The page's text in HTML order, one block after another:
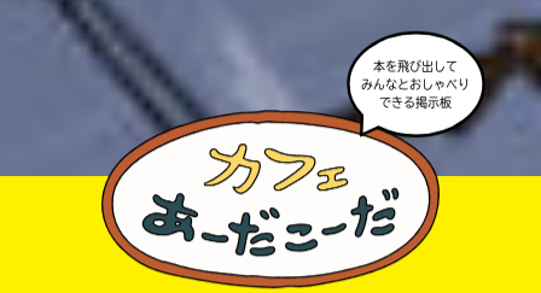
本を飛び出して
みんなとおしゃべり
できる掲示板